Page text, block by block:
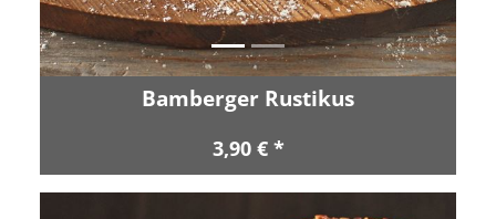
Bamberger Rustikus
3,90 € *